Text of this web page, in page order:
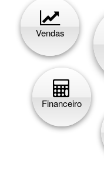
Vendas
Financeiro